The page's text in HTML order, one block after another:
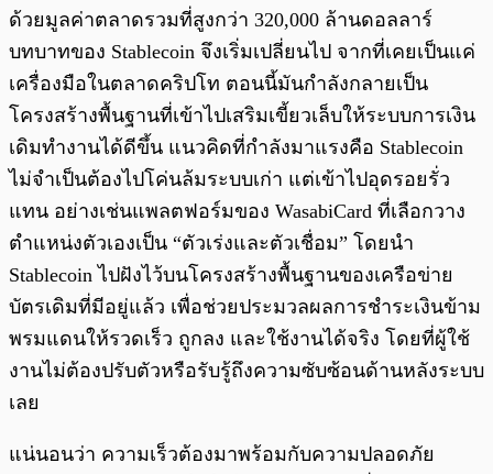
ด้วยมูลค่าตลาดรวมที่สูงกว่า 320,000 ล้านดอลลาร์
บทบาทของ Stablecoin จึงเริ่มเปลี่ยนไป จากที่เคยเป็นแค่
เครื่องมือในตลาดคริปโท ตอนนี้มันกำลังกลายเป็น
โครงสร้างพื้นฐานที่เข้าไปเสริมเขี้ยวเล็บให้ระบบการเงิน
เดิมทำงานได้ดีขึ้น แนวคิดที่กำลังมาแรงคือ Stablecoin
ไม่จำเป็นต้องไปโค่นล้มระบบเก่า แต่เข้าไปอุดรอยรั่ว
แทน อย่างเช่นแพลตฟอร์มของ WasabiCard ที่เลือกวาง
ตำแหน่งตัวเองเป็น “ตัวเร่งและตัวเชื่อม” โดยนำ
Stablecoin ไปฝังไว้บนโครงสร้างพื้นฐานของเครือข่าย
บัตรเดิมที่มีอยู่แล้ว เพื่อช่วยประมวลผลการชำระเงินข้าม
พรมแดนให้รวดเร็ว ถูกลง และใช้งานได้จริง โดยที่ผู้ใช้
งานไม่ต้องปรับตัวหรือรับรู้ถึงความซับซ้อนด้านหลังระบบ
เลย
แน่นอนว่า ความเร็วต้องมาพร้อมกับความปลอดภัย